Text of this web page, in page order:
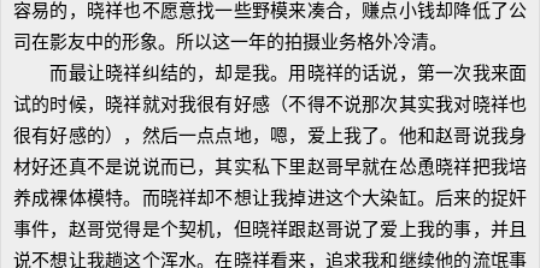
容易的，晓祥也不愿意找一些野模来凑合，赚点小钱却降低了公
司在影友中的形象。所以这一年的拍摄业务格外冷清。
而最让晓祥纠结的，却是我。用晓祥的话说，第一次我来面
试的时候，晓祥就对我很有好感（不得不说那次其实我对晓祥也
很有好感的），然后一点点地，嗯，爱上我了。他和赵哥说我身
材好还真不是说说而已，其实私下里赵哥早就在怂恿晓祥把我培
养成裸体模特。而晓祥却不想让我掉进这个大染缸。后来的捉奸
事件，赵哥觉得是个契机，但晓祥跟赵哥说了爱上我的事，并且
说不想让我趟这个浑水。在晓祥看来，追求我和继续他的流氓事